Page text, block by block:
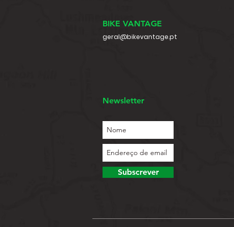
BIKE VANTAGE
geral@bikevantage.pt
Newsletter
Subscrever